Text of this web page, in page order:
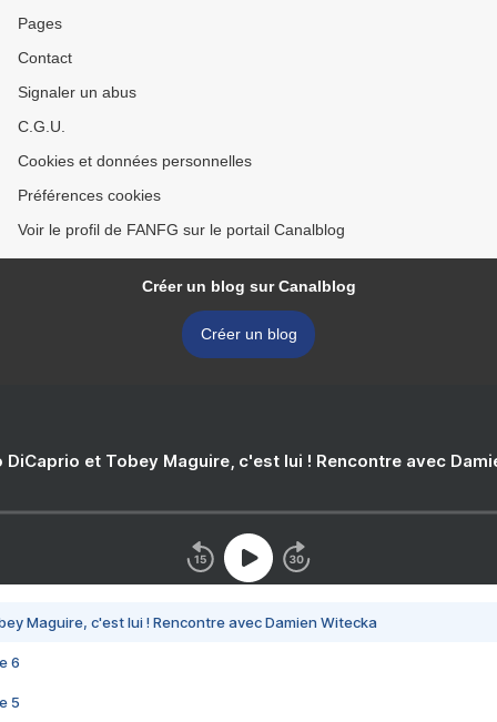
Pages
Contact
Signaler un abus
C.G.U.
Cookies et données personnelles
Préférences cookies
Voir le profil de FANFG sur le portail Canalblog
Créer un blog sur Canalblog
Créer un blog
DiCaprio et Tobey Maguire, c'est lui ! Rencontre avec
Maguire, c'est lui ! Rencontre avec Damien Witecka
6
5